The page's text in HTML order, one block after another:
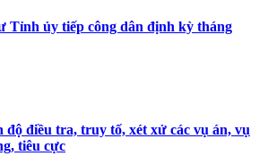
Tỉnh ủy tiếp công dân định kỳ tháng
độ điều tra, truy tố, xét xử các vụ án, vụ
tiêu cực